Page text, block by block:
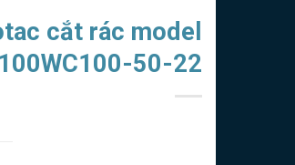
cắt rác model
100WC100-50-22